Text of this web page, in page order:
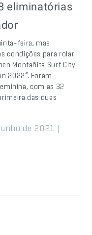
eliminatórias
feira, mas
condições para rolar
Montañita Surf City
2022”. Foram
com as 32
das duas
de 2021 |